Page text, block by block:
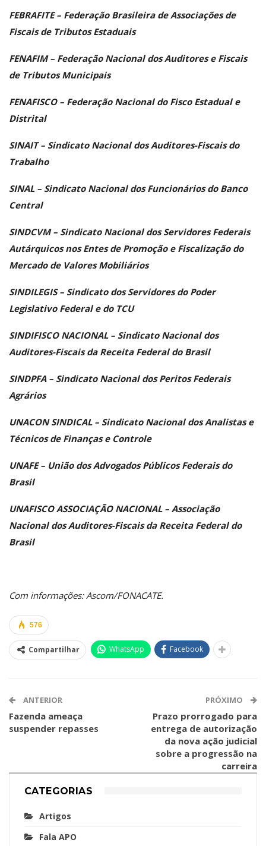
FEBRAFITE – Federação Brasileira de Associações de
Fiscais de Tributos Estaduais
FENAFIM – Federação Nacional dos Auditores e Fiscais
de Tributos Municipais
FENAFISCO – Federação Nacional do Fisco Estadual e
Distrital
SINAIT – Sindicato Nacional dos Auditores-Fiscais do
Trabalho
SINAL – Sindicato Nacional dos Funcionários do Banco
Central
SINDCVM – Sindicato Nacional dos Servidores Federais
Autárquicos nos Entes de Promoção e Fiscalização do
Mercado de Valores Mobiliários
SINDILEGIS – Sindicato dos Servidores do Poder
Legislativo Federal e do TCU
SINDIFISCO NACIONAL – Sindicato Nacional dos
Auditores-Fiscais da Receita Federal do Brasil
SINDPFA – Sindicato Nacional dos Peritos Federais
Agrários
UNACON SINDICAL – Sindicato Nacional dos Analistas e
Técnicos de Finanças e Controle
UNAFE – União dos Advogados Públicos Federais do
Brasil
UNAFISCO ASSOCIAÇÃO NACIONAL – Associação
Nacional dos Auditores-Fiscais da Receita Federal do
Brasil
Com informações: Ascom/FONACATE.
576
Compartilhar WhatsApp Facebook
ANTERIOR
Fazenda ameaça
suspender repasses
PRÓXIMO
Prazo prorrogado para
entrega de autorização
da nova ação judicial
sobre a progressão na
carreira
CATEGORIAS
Artigos
Fala APO